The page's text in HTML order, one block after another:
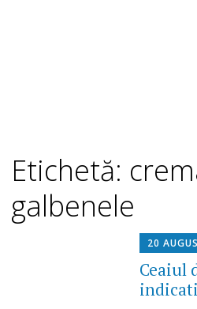
Etichetă:
galbenele
20
Ceaiul